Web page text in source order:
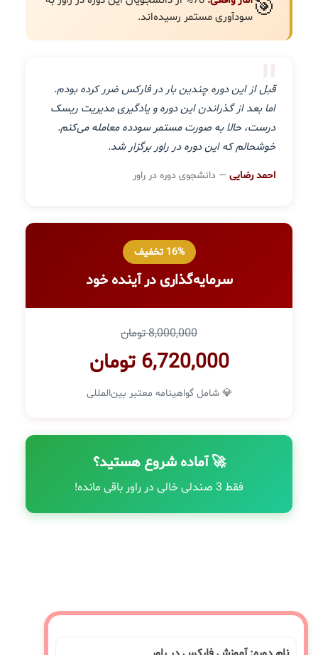
🎯سودآوری مستمر رسیده‌اند.
"
قبل از این دوره چندین بار در فارکس ضرر کرده بودم.
اما بعد از گذراندن این دوره و یادگیری مدیریت ریسک
درست، حالا به صورت مستمر سودده معامله می‌کنم.
خوشحالم که این دوره در راور برگزار شد.
احمد رضایی — دانشجوی دوره در راور
16% تخفیف
سرمایه‌گذاری در آینده خود
8,000,000 تومان
6,720,000 تومان
💎 شامل گواهینامه معتبر بین‌المللی
🚀 آماده شروع هستید؟
فقط 3 صندلی خالی در راور باقی مانده!